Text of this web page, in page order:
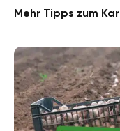
Mehr Tipps zum